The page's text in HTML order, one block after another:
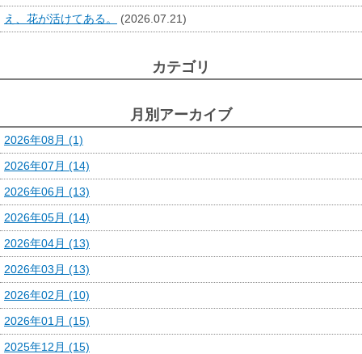
え、花が活けてある。
(2026.07.21)
カテゴリ
月別アーカイブ
2026年08月 (1)
2026年07月 (14)
2026年06月 (13)
2026年05月 (14)
2026年04月 (13)
2026年03月 (13)
2026年02月 (10)
2026年01月 (15)
2025年12月 (15)